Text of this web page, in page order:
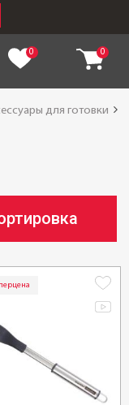
0 0
для готовки